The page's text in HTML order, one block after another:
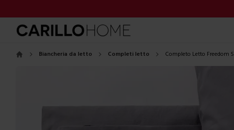
Biancheria da letto Completi letto Completo Letto Freedom